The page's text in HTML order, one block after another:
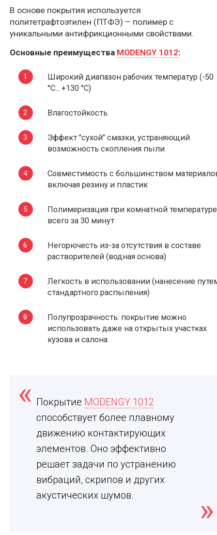
В основе покрытия используется
политетрафтоэтилен (ПТФЭ) – полимер с
уникальными антифрикционными свойствами.
Основные преимущества MODENGY 1012:
Широкий диапазон рабочих температур (-50
°C... +130 °C)
Влагостойкость
Эффект "сухой" смазки, устраняющий
возможность скопления пыли
Совместимость с большинством
включая резину и пластик
Полимеризация при комнатной температуре
всего за 30 минут
Негорючесть из-за отсутствия в составе
растворителей (водная основа)
Легкость в использовании (нанесение
стандартного распыления)
Полупрозрачность: покрытие можно
использовать даже на открытых участках
кузова и салона
Покрытие MODENGY 1012
способствует более плавному
движению контактирующих
элементов. Оно эффективно
решает задачи по устранению
вибраций, скрипов и других
акустических шумов.